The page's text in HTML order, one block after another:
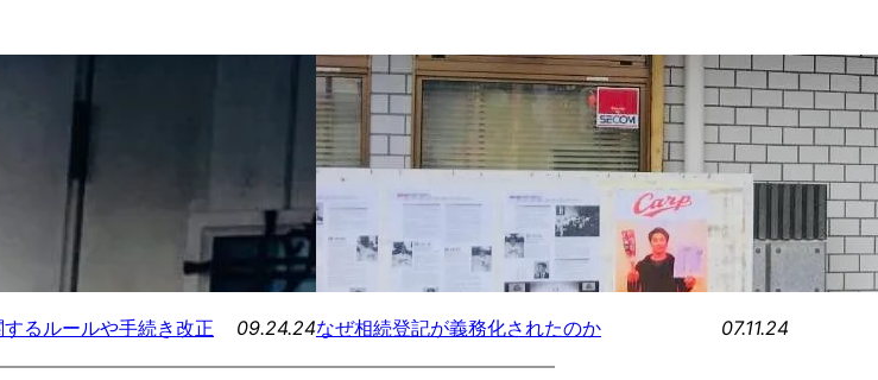
るルールや手続き改正 09.24.24なぜ相続登記が義務化されたのか 07.11.24